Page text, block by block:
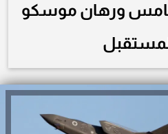
الخامس ورهان موسكو